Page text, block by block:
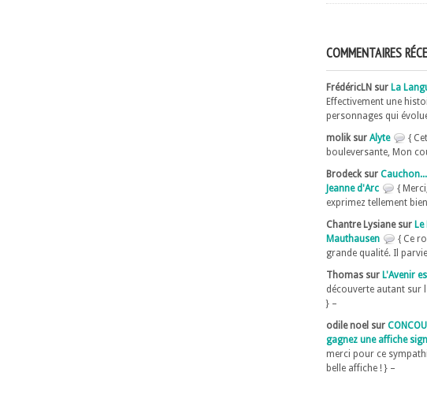
COMMENTAIRES
FrédéricLN sur La
Effectivement une
personnages qui
molik sur Alyte
{
bouleversante, Mon
Brodeck sur
Jeanne d'Arc
{
exprimez tellement
Chantre Lysiane sur
Mauthausen
{ Ce
grande qualité. Il
Thomas sur L'Avenir
découverte autant sur
} –
odile noel sur
gagnez une affiche
merci pour ce
belle affiche ! } –